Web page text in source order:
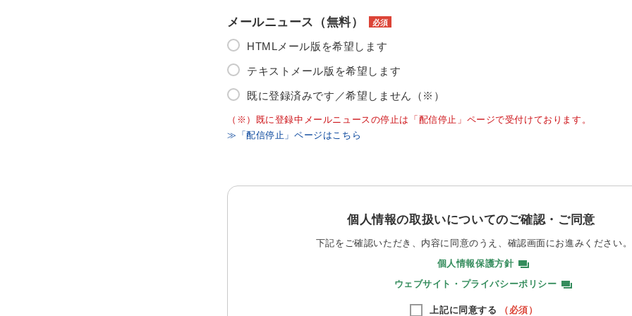
メールニュース（無料） 必須
HTMLメール版を希望します
テキストメール版を希望します
既に登録済みです／希望しません（※）
（※）既に登録中メールニュースの停止は「配信停止」ページで受付けております。
≫「配信停止」ページはこちら
個人情報の取扱いについてのご確認・ご同意
下記をご確認いただき、内容に同意のうえ、 確認画面にお進みください。
個人情報保護方針
ウェブサイト・プライバシーポリシー
上記に同意する （必須）